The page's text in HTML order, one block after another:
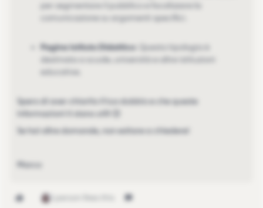
per segmentare il pubblico e focalizzare la
comunicazione su argomenti specifici.
Pagina Istituto Didattico : Questa tipologia è
destinata a scuole, università e altre istituzioni
Spero di aver chiarito il tuo dubbio e che queste
informazioni ti siano utili 😊
Se hai altre domande, non esitare a chiedere!
Marco
1 person likes this